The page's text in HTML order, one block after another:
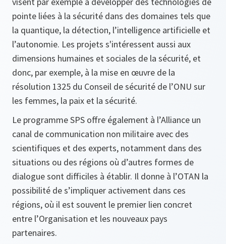
pointe liées à la sécurité dans des domaines tels que
la quantique, la détection, l’intelligence artificielle et
l’autonomie. Les projets s'intéressent aussi aux
dimensions humaines et sociales de la sécurité, et
donc, par exemple, à la mise en œuvre de la
résolution 1325 du Conseil de sécurité de l’ONU sur
les femmes, la paix et la sécurité.
Le programme SPS offre également à l’Alliance un
canal de communication non militaire avec des
scientifiques et des experts, notamment dans des
situations ou des régions où d’autres formes de
dialogue sont difficiles à établir. Il donne à l’OTAN la
possibilité de s’impliquer activement dans ces
régions, où il est souvent le premier lien concret
entre l’Organisation et les nouveaux pays
partenaires.